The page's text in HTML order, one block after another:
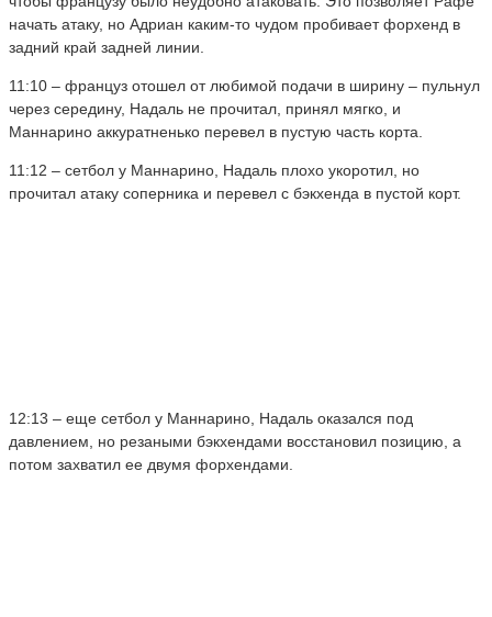
начать атаку, но Адриан каким-то чудом пробивает форхенд в
задний край задней линии.
11:10 – француз отошел от любимой подачи в ширину – пульнул
через середину, Надаль не прочитал, принял мягко, и
Маннарино аккуратненько перевел в пустую часть корта.
11:12 – сетбол у Маннарино, Надаль плохо укоротил, но
прочитал атаку соперника и перевел с бэкхенда в пустой корт.
12:13 – еще сетбол у Маннарино, Надаль оказался под
давлением, но резаными бэкхендами восстановил позицию, а
потом захватил ее двумя форхендами.